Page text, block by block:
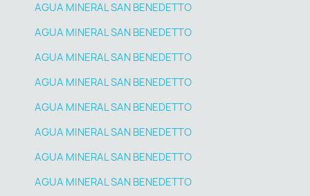
AGUA MINERAL SAN BENEDETTO
AGUA MINERAL SAN BENEDETTO
AGUA MINERAL SAN BENEDETTO
AGUA MINERAL SAN BENEDETTO
AGUA MINERAL SAN BENEDETTO
AGUA MINERAL SAN BENEDETTO
AGUA MINERAL SAN BENEDETTO
AGUA MINERAL SAN BENEDETTO